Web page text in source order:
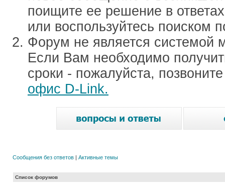
поищите ее решение в
или воспользуйтесь поиском
Форум не является системой
Если Вам необходимо
сроки - пожалуйста,
офис D-Link.
Сообщения без ответов | Активные темы
Список форумов